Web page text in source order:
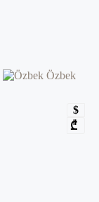
Özbek
$
₾